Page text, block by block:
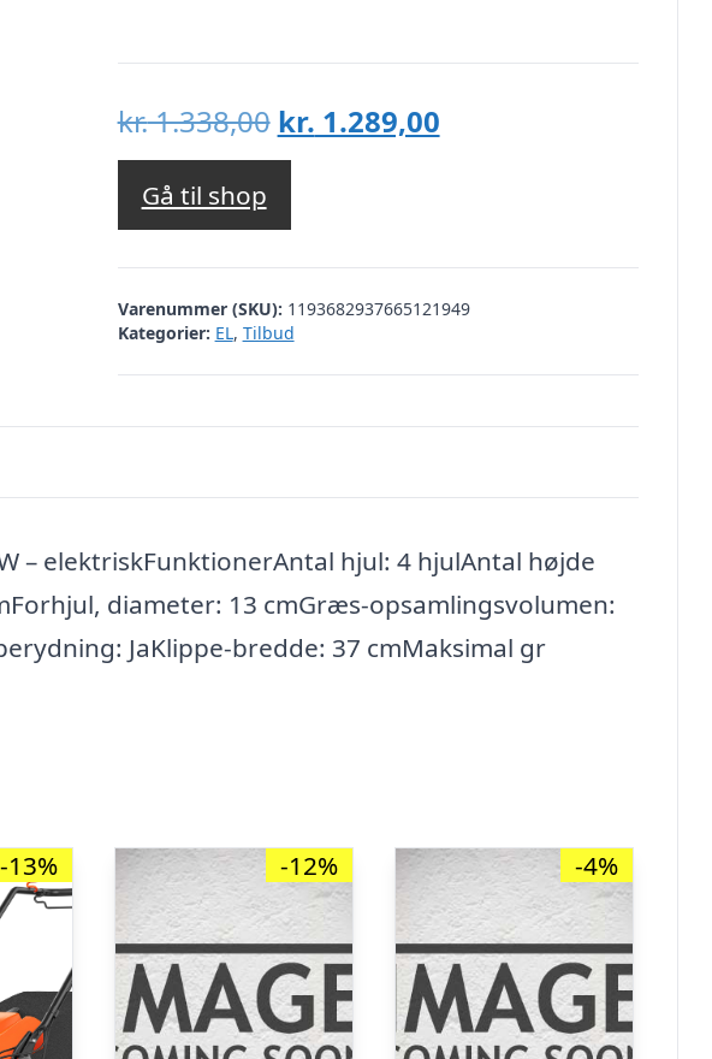
kr.1.338,00 Den
oprindelige
var:
kr. 1.338,00.
kr. 1.289,00Den
kr. 1.289,00.
Gå til shop
Varenummer (SKU): 1193682937665121949
Kategorier: EL, Tilbud
– elektriskFunktionerAntal hjul: 4 hjulAntal højde
diameter: 13 cmGræs-opsamlingsvolumen:
JaKlippe-bredde: 37 cmMaksimal gr
-13% -12% -4%